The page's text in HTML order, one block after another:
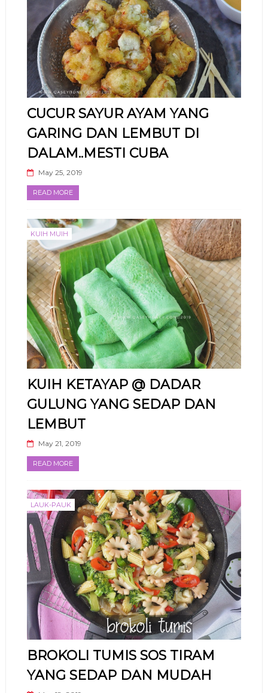
CUCUR SAYUR AYAM YANG
GARING DAN LEMBUT DI
DALAM..MESTI CUBA
May 25, 2019
READ MORE
KUIH MUIH
KUIH KETAYAP @ DADAR
GULUNG YANG SEDAP DAN
LEMBUT
May 21, 2019
READ MORE
LAUK-PAUK
BROKOLI TUMIS SOS TIRAM
YANG SEDAP DAN MUDAH